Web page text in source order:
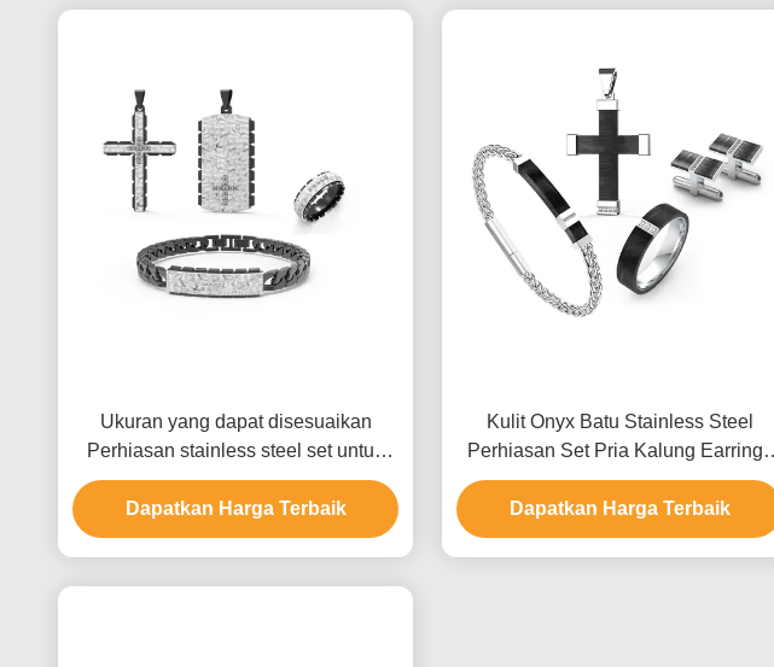
Ukuran yang dapat disesuaikan
Perhiasan stainless steel set untuk
pria dengan beberapa permukaan
akhir dan berbagai pilihan logam
Dapatkan Harga Terbaik
Kulit Onyx Batu Stainless Steel
Perhiasan Set Pria Kalung Earrings
Dan Set Cincin
Dapatkan Harga Terbaik